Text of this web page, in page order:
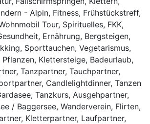
- Alpin, Fitness, Frühstückstreff,
Tour, Spirituelles, FKK,
Ernährung, Bergsteigen,
Sporttauchen, Vegetarismus,
Pflanzen, Klettersteige, Badeurlaub,
Tanzpartner, Tauchpartner,
Candlelightdinner, Tanzen
Tanzkurs, Ausgehpartner,
/ Baggersee, Wanderverein, Flirten,
Kletterpartner, Laufpartner,